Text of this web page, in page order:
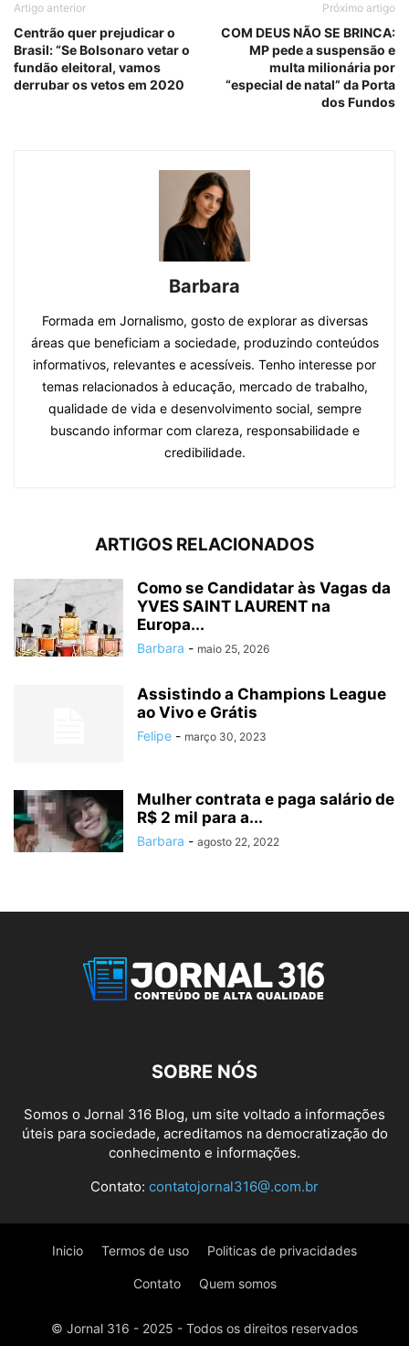
Artigo anterior
Centrão quer prejudicar o
Brasil: “Se Bolsonaro vetar o
fundão eleitoral, vamos
derrubar os vetos em 2020
Próximo artigo
COM DEUS NÃO SE BRINCA:
MP pede a suspensão e
multa milionária por
“especial de natal” da Porta
dos Fundos
Barbara
Formada em Jornalismo, gosto de explorar as diversas
áreas que beneficiam a sociedade, produzindo conteúdos
informativos, relevantes e acessíveis. Tenho interesse por
temas relacionados à educação, mercado de trabalho,
qualidade de vida e desenvolvimento social, sempre
buscando informar com clareza, responsabilidade e
credibilidade.
ARTIGOS RELACIONADOS
Como se Candidatar às Vagas da
YVES SAINT LAURENT na
Europa...
Barbara - maio 25, 2026
Assistindo a Champions League
ao Vivo e Grátis
Felipe - março 30, 2023
Mulher contrata e paga salário de
R$ 2 mil para a...
Barbara - agosto 22, 2022
SOBRE NÓS
Somos o Jornal 316 Blog, um site voltado a informações
úteis para sociedade, acreditamos na democratização do
conhecimento e informações.
Contato: contatojornal316@.com.br
Inicio Termos de uso Politicas de privacidades
Contato Quem somos
© Jornal 316 - 2025 - Todos os direitos reservados